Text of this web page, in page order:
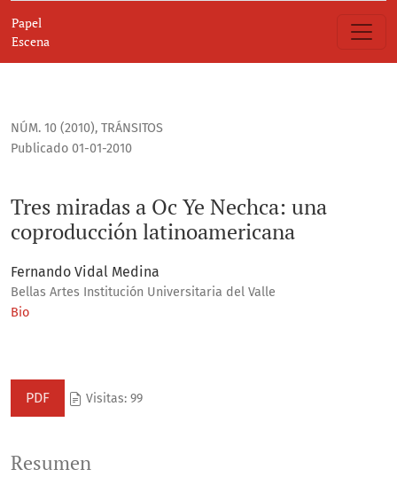
Papel
Escena
NÚM. 10 (2010), TRÁNSITOS
Tres miradas a Oc Ye Nechca: una
coproducción latinoamericana
Publicado 01-01-2010
Fernando Vidal Medina
Bellas Artes Institución Universitaria del Valle
Bio
PDF Visitas: 99
Resumen